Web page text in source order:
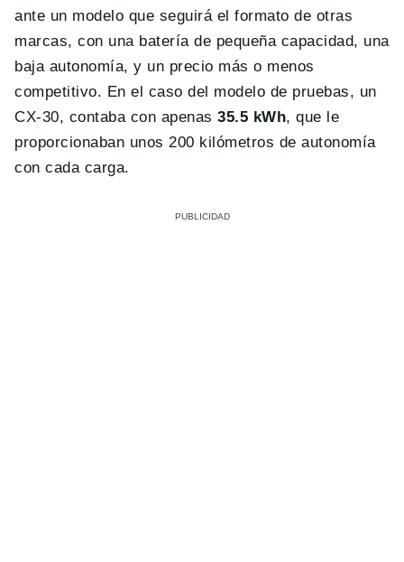
ante un modelo que seguirá el formato de otras
marcas, con una batería de pequeña capacidad, una
baja autonomía, y un precio más o menos
competitivo. En el caso del modelo de pruebas, un
CX-30, contaba con apenas 35.5 kWh, que le
proporcionaban unos 200 kilómetros de autonomía
con cada carga.